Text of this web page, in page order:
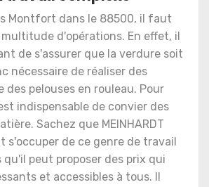
Montfort dans le 88500, il faut
d'opérations. En effet, il
de s'assurer que la verdure soit
nécessaire de réaliser des
des pelouses en rouleau. Pour
indispensable de convier des
Sachez que MEINHARDT
s'occuper de ce genre de travail
qu'il peut proposer des prix qui
et accessibles à tous. Il